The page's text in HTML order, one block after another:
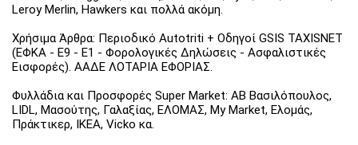
Leroy Merlin, Hawkers και πολλά ακόμη.
Χρήσιμα Άρθρα: Περιοδικό Autotriti + Οδηγοί GSIS TAXISNET
(ΕΦΚΑ - Ε9 - Ε1 - Φορολογικές Δηλώσεις - Ασφαλιστικές
Εισφορές). ΑΑΔΕ ΛΟΤΑΡΙΑ ΕΦΟΡΙΑΣ.
Φυλλάδια και Προσφορές Super Market: ΑΒ Βασιλόπουλος,
LIDL, Μασούτης, Γαλαξίας, ΕΛΟΜΑΣ, My Market, Ελομάς,
Πράκτικερ, ΙΚΕΑ, Vicko κα.